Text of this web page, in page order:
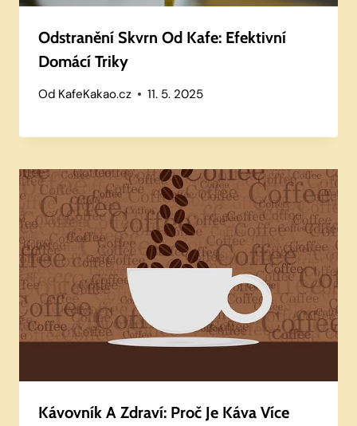
Odstranění Skvrn Od Kafe: Efektivní
Domácí Triky
Od KafeKakao.cz 11. 5. 2025
Kávovník A Zdraví: Proč Je Káva Více